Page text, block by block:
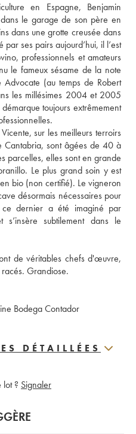
en Espagne, Benjamin
le garage de son père en
dans une grotte creusée dans
ses pairs aujourd’hui, il l’est
professionnels et amateurs
le fameux sésame de la note
(au temps de Robert
les millésimes 2004 et 2005
toujours extrêmement
sur les meilleurs terroirs
sont âgées de 40 à
parcelles, elles sont en grande
Le plus grand soin y est
bio (non certifié). Le vigneron
désormais nécessaires pour
dernier a été imaginé par
s’insère subtilement dans le
de véritables chefs d'œuvre,
Grandiose.
Bodega Contador
DÉTAILLÉES
lot ? Signaler